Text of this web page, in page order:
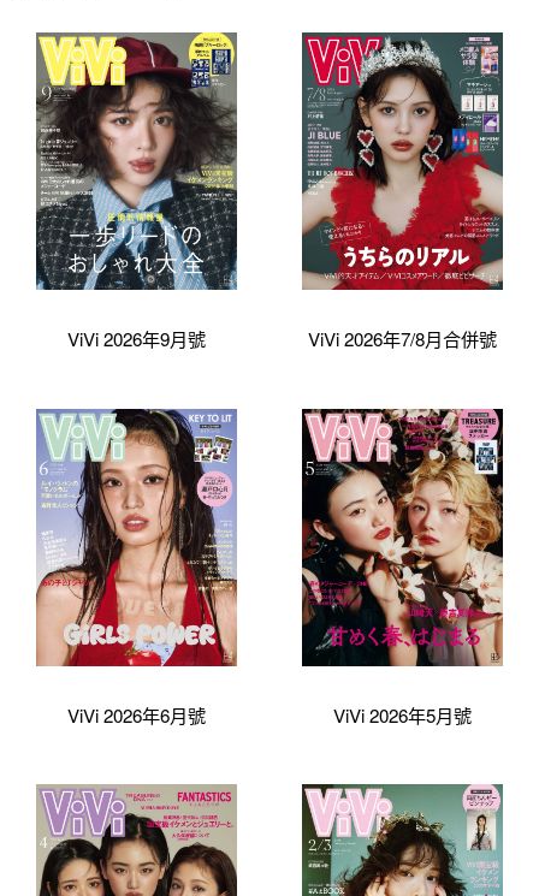
ViVi 2026年9月號 ViVi 2026年7/8月合併號
ViVi 2026年6月號 ViVi 2026年5月號